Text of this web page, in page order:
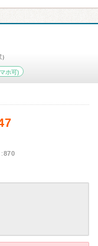
ホ可)
870